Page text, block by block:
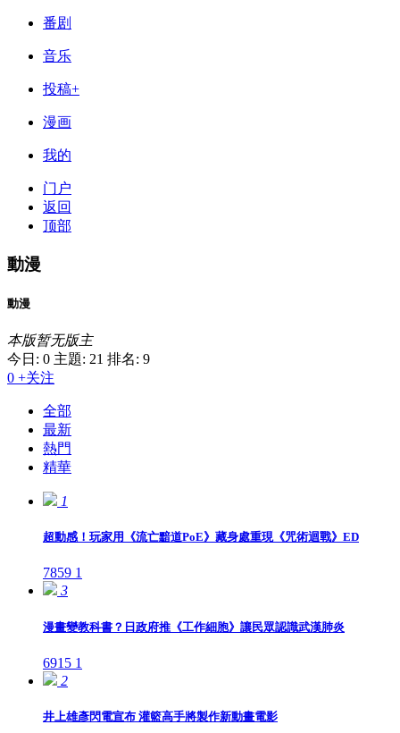
番剧
音乐
投稿+
漫画
我的
门户
返回
顶部
動漫
動漫
本版暂无版主
今日: 0 主題: 21 排名: 9
0 +关注
全部
最新
熱門
精華
1
超動感！玩家用《流亡黯道PoE》藏身處重現《咒術迴戰》ED
7859 1
3
漫畫變教科書？日政府推《工作細胞》讓民眾認識武漢肺炎
6915 1
2
井上雄彥閃電宣布 灌籃高手將製作新動畫電影